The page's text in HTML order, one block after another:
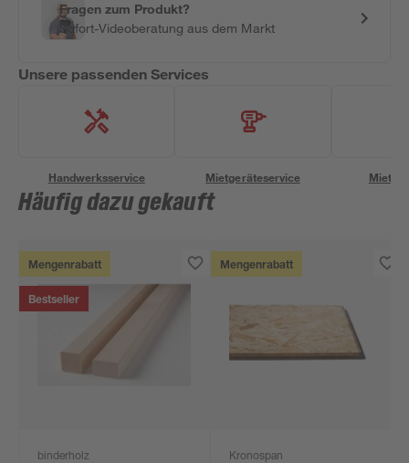
Fragen zum Produkt?
Sofort-Videoberatung aus dem Markt
Unsere passenden Services
Handwerksservice Mietgeräteservice
Häufig dazu gekauft
Mengenrabatt
Bestseller
binderholz
Mengenrabatt
Kronospan